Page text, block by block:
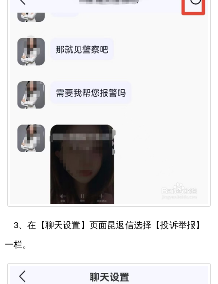
3、在【聊天设置】页面昆返信选择【投诉举报】
一栏。